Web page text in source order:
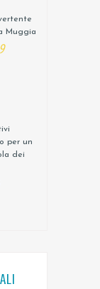
Muggia
per un
dei